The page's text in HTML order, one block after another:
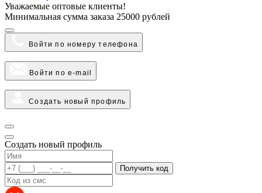
Уважаемые оптовые клиенты!
Минимальная сумма заказа 25000 рублей
Войти по номеру телефона
Войти по e-mail
Создать новый профиль
Создать новый профиль
Получить код